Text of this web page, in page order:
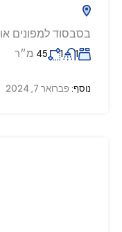
בסבסוד למפונים או
1
1
45 מ״ר
נוסף:פברואר 7, 2024